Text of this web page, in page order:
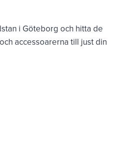
i Göteborg och hitta de
accessoarerna till just din